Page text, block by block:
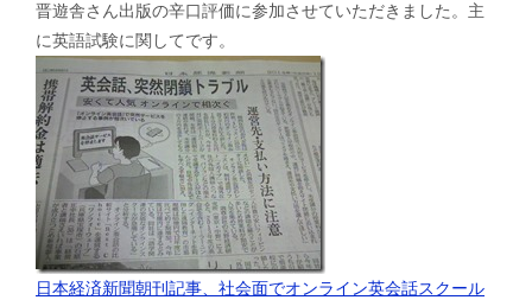
晋遊舎さん出版の辛口評価に参加させていただきました。主
に英語試験に関してです。
日本経済新聞朝刊記事、社会面でオンライン英会話スクール